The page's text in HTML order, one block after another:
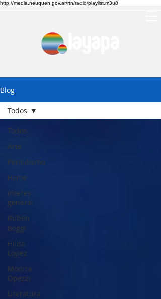
http://media.neuquen.gov.ar/rtn/radio/playlist.m3u8
Blog
Todos
Arte
Periodismo
Home
Interes
general
Ruben
Boggi
Hilda
Lopez
Monica
Opezzi
Literatura
Todos